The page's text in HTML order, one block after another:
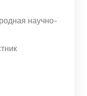
научно-